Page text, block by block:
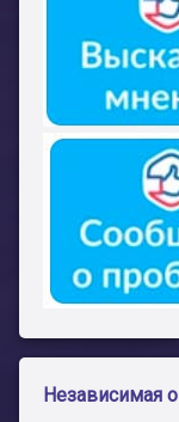
Независимая